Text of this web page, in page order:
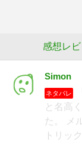
感想レ
Simon
ネタバレ
と名高
た。 メ
トリッ